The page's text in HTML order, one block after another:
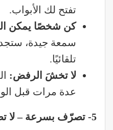
تفتح لك الأبواب.
كن شخصًا يمكن
سمعة جيدة،
تلقائيًا.
لا تخشَ الرفض:
عدة مرات قبل
5- تصرّف بسرعة – لا تضيّع الفرصة